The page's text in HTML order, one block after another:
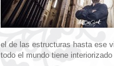
el de las estructuras hasta ese
todo el mundo tiene